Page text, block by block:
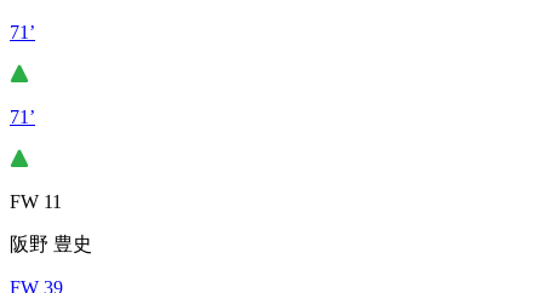
71’
71’
FW 11
阪野 豊史
FW 39